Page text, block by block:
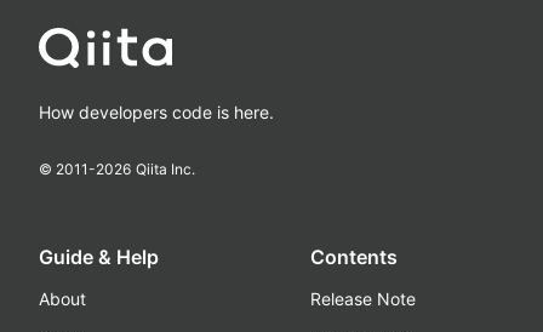
How developers code is here.
© 2011-2026 Qiita Inc.
Guide & Help
About
Contents
Release Note